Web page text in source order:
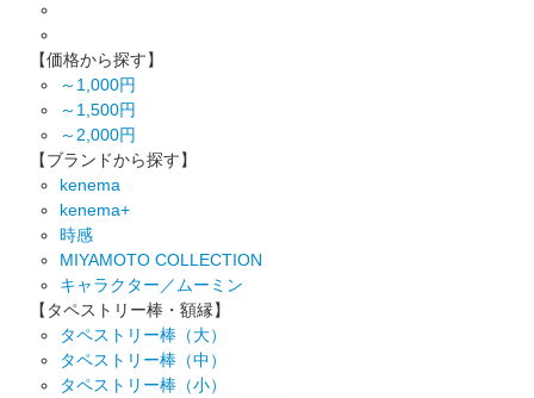
【価格から探す】
～1,000円
～1,500円
～2,000円
【ブランドから探す】
kenema
kenema+
時感
MIYAMOTO COLLECTION
キャラクター／ムーミン
【タペストリー棒・額縁】
タペストリー棒（大）
タペストリー棒（中）
タペストリー棒（小）